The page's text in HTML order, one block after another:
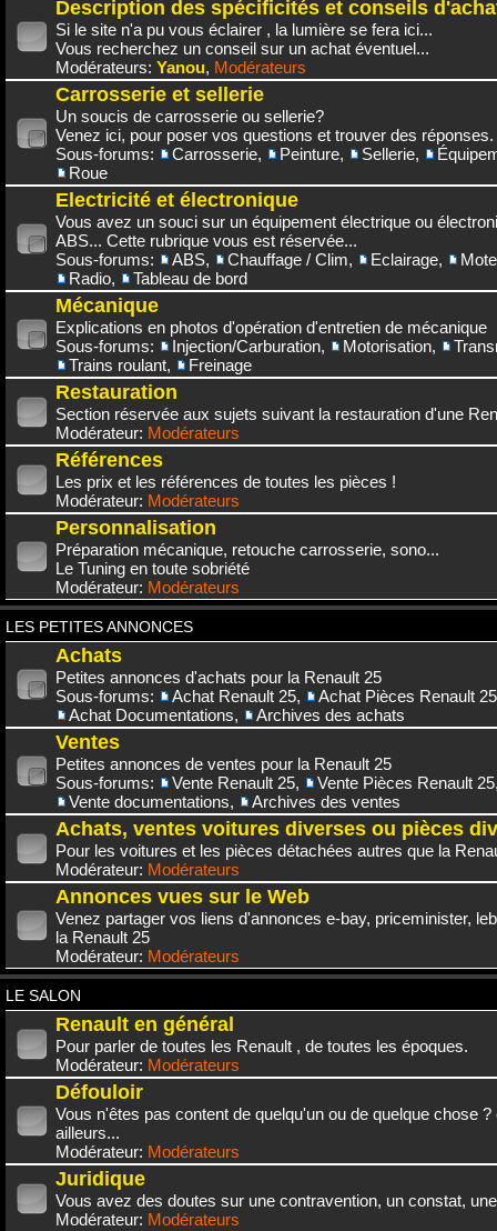
Description des spécificités et conseils
Si le site n'a pu vous éclairer , la lumière se fera ici...
Vous recherchez un conseil sur un achat éventuel...
Modérateurs: Yanou, Modérateurs
Carrosserie et sellerie
Un soucis de carrosserie ou sellerie?
Venez ici, pour poser vos questions et trouver des réponses.
Sous-forums:
Carrosserie, Peinture, Sellerie,
Roue
Electricité et électronique
Vous avez un souci sur un équipement électrique ou
ABS... Cette rubrique vous est réservée...
Sous-forums:
ABS, Chauffage / Clim, Eclairage,
Radio, Tableau de bord
Mécanique
Explications en photos d'opération d'entretien de mécanique
Sous-forums:
Injection/Carburation, Motorisation,
Trains roulant, Freinage
Restauration
Section réservée aux sujets suivant la restauration d'une
Modérateur: Modérateurs
Références
Les prix et les références de toutes les pièces !
Modérateur: Modérateurs
Personnalisation
Préparation mécanique, retouche carrosserie, sono...
Le Tuning en toute sobriété
Modérateur: Modérateurs
LES PETITES ANNONCES
Achats
Petites annonces d'achats pour la Renault 25
Sous-forums:
Achat Renault 25,
Achat Pièces Renault 25
Achat Documentations, Archives des achats
Ventes
Petites annonces de ventes pour la Renault 25
Sous-forums:
Vente Renault 25, Vente Pièces Renault 25
Vente documentations, Archives des ventes
Achats, ventes voitures diverses ou pièces
Pour les voitures et les pièces détachées autres que la
Modérateur: Modérateurs
Annonces vues sur le Web
Venez partager vos liens d'annonces e-bay, priceminister,
la Renault 25
Modérateur: Modérateurs
LE SALON
Renault en général
Pour parler de toutes les Renault , de toutes les époques.
Modérateur: Modérateurs
Défouloir
Vous n'êtes pas content de quelqu'un ou de quelque chose
ailleurs...
Modérateur: Modérateurs
Juridique
Vous avez des doutes sur une contravention, un constat,
Modérateur: Modérateurs